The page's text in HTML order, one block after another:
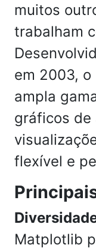
muitos
trabalham
em 2003,
ampla
gráficos de
flexível e
Matplotlib